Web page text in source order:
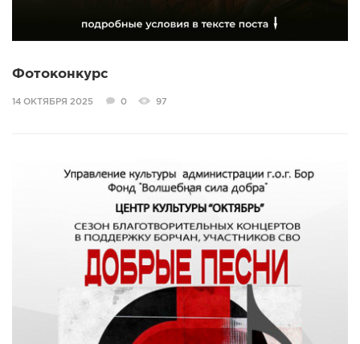
Фотоконкурс
14 ОКТЯБРЯ 2025 0 97